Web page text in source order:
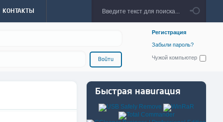
КОНТАКТЫ
Войти
Регистрация
Забыли пароль?
Чужой компьютер
Быстрая навигация